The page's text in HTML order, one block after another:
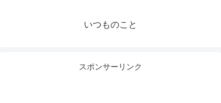
いつものこと
スポンサーリンク